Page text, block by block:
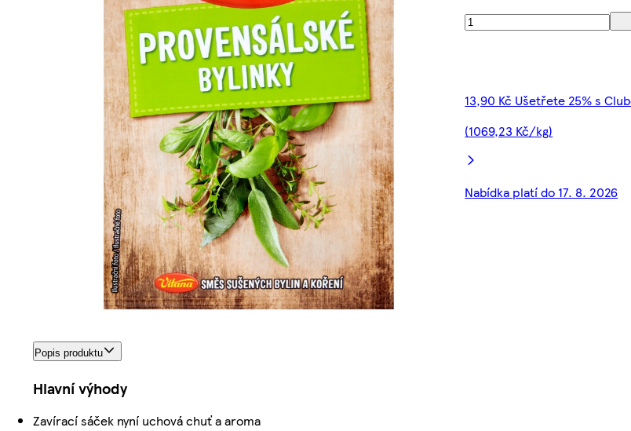
13,90 Kč Ušetřete 25% s
(1069,23 Kč/kg)
Nabídka platí do 17. 8. 2026
Popis produktu
Hlavní výhody
Zavírací sáček nyní uchová chuť a aroma